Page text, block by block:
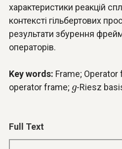
характеристики реакцій
контексті гільбертових
результати збурення
операторів.
Key words: Frame; Operator
operator frame; g
g-Riesz
Full Text